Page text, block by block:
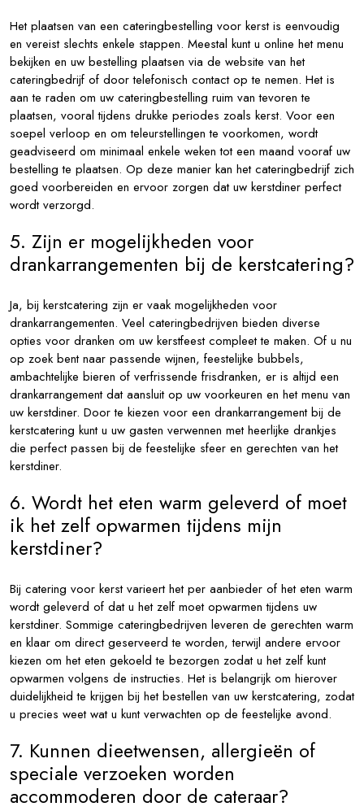
Het plaatsen van een cateringbestelling voor kerst is eenvoudig
en vereist slechts enkele stappen. Meestal kunt u online het menu
bekijken en uw bestelling plaatsen via de website van het
cateringbedrijf of door telefonisch contact op te nemen. Het is
aan te raden om uw cateringbestelling ruim van tevoren te
plaatsen, vooral tijdens drukke periodes zoals kerst. Voor een
soepel verloop en om teleurstellingen te voorkomen, wordt
geadviseerd om minimaal enkele weken tot een maand vooraf uw
bestelling te plaatsen. Op deze manier kan het cateringbedrijf zich
goed voorbereiden en ervoor zorgen dat uw kerstdiner perfect
wordt verzorgd.
5. Zijn er mogelijkheden voor
drankarrangementen bij de kerstcatering?
Ja, bij kerstcatering zijn er vaak mogelijkheden voor
drankarrangementen. Veel cateringbedrijven bieden diverse
opties voor dranken om uw kerstfeest compleet te maken. Of u nu
op zoek bent naar passende wijnen, feestelijke bubbels,
ambachtelijke bieren of verfrissende frisdranken, er is altijd een
drankarrangement dat aansluit op uw voorkeuren en het menu van
uw kerstdiner. Door te kiezen voor een drankarrangement bij de
kerstcatering kunt u uw gasten verwennen met heerlijke drankjes
die perfect passen bij de feestelijke sfeer en gerechten van het
kerstdiner.
6. Wordt het eten warm geleverd of moet
ik het zelf opwarmen tijdens mijn
kerstdiner?
Bij catering voor kerst varieert het per aanbieder of het eten warm
wordt geleverd of dat u het zelf moet opwarmen tijdens uw
kerstdiner. Sommige cateringbedrijven leveren de gerechten warm
en klaar om direct geserveerd te worden, terwijl andere ervoor
kiezen om het eten gekoeld te bezorgen zodat u het zelf kunt
opwarmen volgens de instructies. Het is belangrijk om hierover
duidelijkheid te krijgen bij het bestellen van uw kerstcatering, zodat
u precies weet wat u kunt verwachten op de feestelijke avond.
7. Kunnen dieetwensen, allergieën of
speciale verzoeken worden
accommoderen door de cateraar?